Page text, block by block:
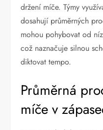
držení míče. Týmy
dosahují průměrných
mohou pohybovat od
což naznačuje silnou
diktovat tempo.
Průměrná
míče v